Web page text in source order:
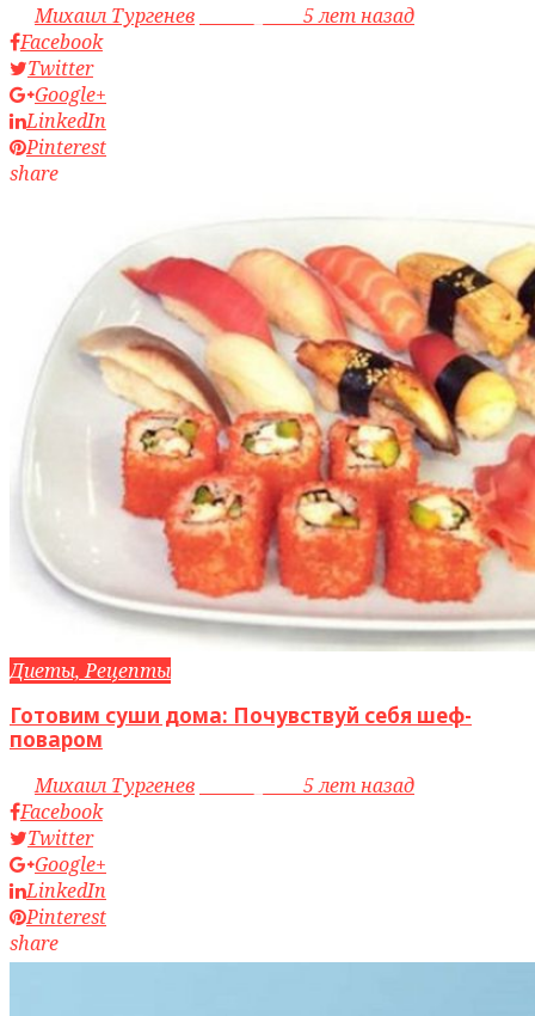
byМихаил Тургенев
5 лет назад
Facebook
Twitter
Google+
LinkedIn
Pinterest
share
Диеты, Рецепты
Готовим суши дома: Почувствуй себя шеф-
поваром
byМихаил Тургенев
5 лет назад
Facebook
Twitter
Google+
LinkedIn
Pinterest
share